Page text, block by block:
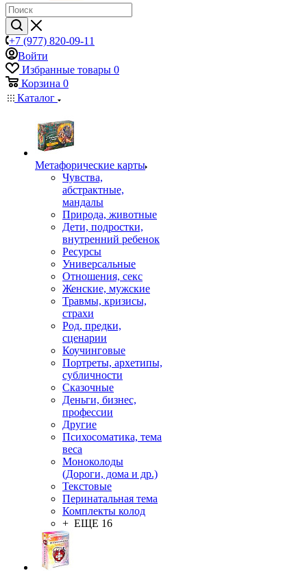
+7 (977) 820-09-11
Войти
Избранные товары 0
Корзина 0
Каталог
Mетафорические карты
Чувства,
абстрактные,
мандалы
Природа, животные
Дети, подростки,
внутренний ребенок
Ресурсы
Универсальные
Отношения, секс
Женские, мужские
Травмы, кризисы,
страхи
Род, предки,
сценарии
Коучинговые
Портреты, архетипы,
субличности
Сказочные
Деньги, бизнес,
профессии
Другие
Психосоматика, тема
веса
Моноколоды
(Дороги, дома и др.)
Текстовые
Перинатальная тема
Комплекты колод
+ ЕЩЕ 16